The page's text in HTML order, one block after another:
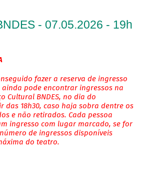
- 07.05.2026 - 19h
fazer a reserva de ingresso
pode encontrar ingressos na
Cultural BNDES, no dia do
das 18h30, caso haja sobra dentre os
e não retirados. Cada pessoa
ingresso com lugar marcado, se for
de ingressos disponíveis
do teatro.